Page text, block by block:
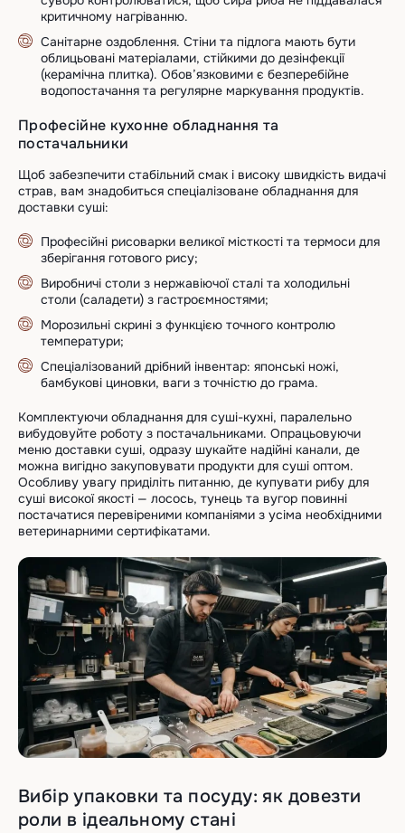
критичному нагріванню.
Санітарне оздоблення. Стіни та підлога мають бути
облицьовані матеріалами, стійкими до дезінфекції
(керамічна плитка). Обов’язковими є безперебійне
водопостачання та регулярне маркування продуктів.
Професійне кухонне обладнання та
постачальники
Щоб забезпечити стабільний смак і високу швидкість видачі
страв, вам знадобиться спеціалізоване обладнання для
доставки суші:
Професійні рисоварки великої місткості та термоси для
зберігання готового рису;
Виробничі столи з нержавіючої сталі та холодильні
столи (саладети) з гастроємностями;
Морозильні скрині з функцією точного контролю
температури;
Спеціалізований дрібний інвентар: японські ножі,
бамбукові циновки, ваги з точністю до грама.
Комплектуючи обладнання для суші-кухні, паралельно
вибудовуйте роботу з постачальниками. Опрацьовуючи
меню доставки суші, одразу шукайте надійні канали, де
можна вигідно закуповувати продукти для суші оптом.
Особливу увагу приділіть питанню, де купувати рибу для
суші високої якості — лосось, тунець та вугор повинні
постачатися перевіреними компаніями з усіма необхідними
ветеринарними сертифікатами.
Вибір упаковки та посуду: як довезти
роли в ідеальному стані